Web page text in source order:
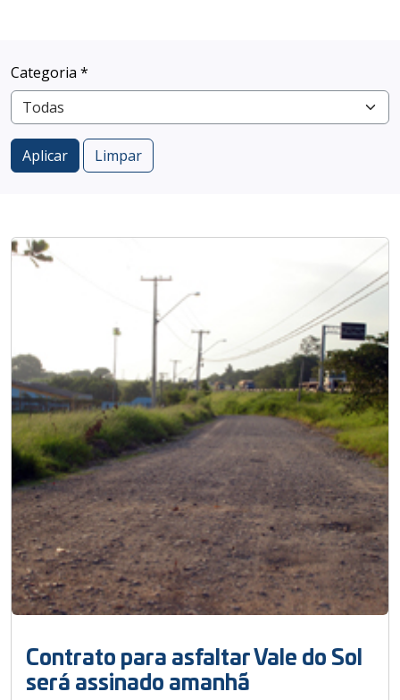
Categoria *
Aplicar Limpar
Contrato para asfaltar Vale do Sol
será assinado amanhã